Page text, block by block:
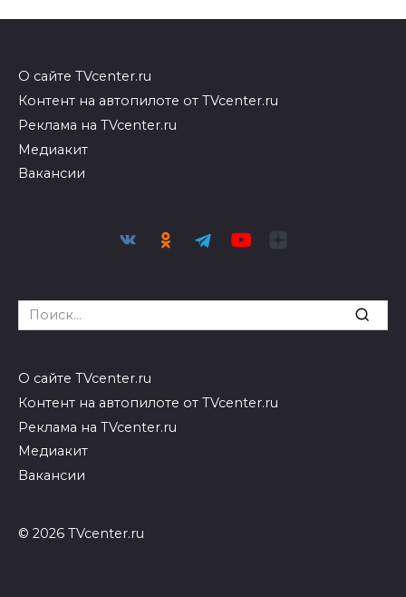
О сайте TVcenter.ru
Контент на автопилоте от TVcenter.ru
Реклама на TVcenter.ru
Медиакит
Вакансии
Search
for:
О сайте TVcenter.ru
Контент на автопилоте от TVcenter.ru
Реклама на TVcenter.ru
Медиакит
Вакансии
© 2026 TVcenter.ru